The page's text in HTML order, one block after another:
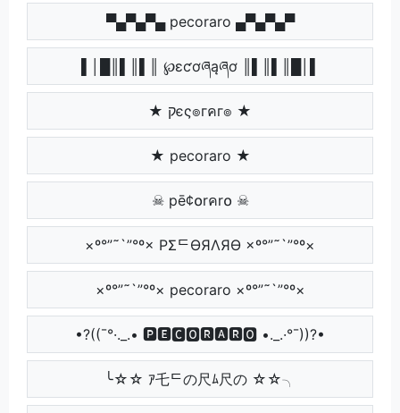
▀▄▀▄▀▄ pecoraro ▄▀▄▀▄▀
▌│█║▌║▌║ ℘ɛƈơཞąཞơ ║▌║▌║█│▌
★ קєς๏гคг๏ ★
★ pecoraro ★
☠ pē¢໐rคr໐ ☠
×º°”˜`”°º× PΣᄃӨЯΛЯӨ ×º°”˜`”°º×
×º°”˜`”°º× pecoraro ×º°”˜`”°º×
•?((¯°·._.• 🅿🅴🅲🅾🆁🅰🆁🅾 •._.·°¯))?•
╰☆☆ ｱ乇ᄃの尺ﾑ尺の ☆☆╮